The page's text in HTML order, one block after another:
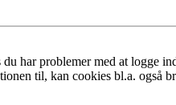
har problemer med at logge
til, kan cookies bl.a. også